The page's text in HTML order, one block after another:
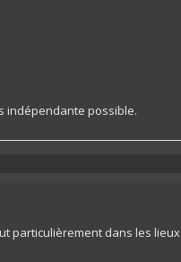
indépendante possible.
particulièrement dans les lieux